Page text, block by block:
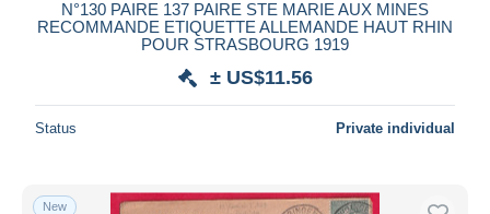
N°130 PAIRE 137 PAIRE STE MARIE AUX MINES
RECOMMANDE ETIQUETTE ALLEMANDE HAUT RHIN
POUR STRASBOURG 1919
± US$11.56
Status Private individual
New